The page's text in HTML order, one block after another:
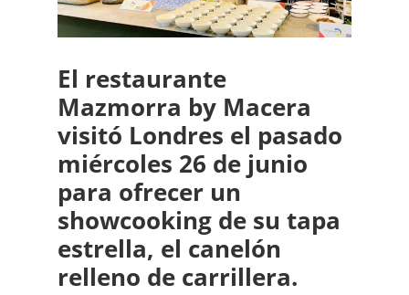
El restaurante
Mazmorra by Macera
visitó Londres el pasado
miércoles 26 de junio
para ofrecer un
showcooking de su tapa
estrella, el canelón
relleno de carrillera.